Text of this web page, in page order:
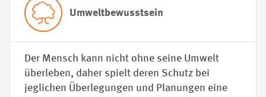
Umweltbewusstsein
Der Mensch kann nicht ohne seine Umwelt
überleben, daher spielt deren Schutz bei
jeglichen Überlegungen und Planungen eine